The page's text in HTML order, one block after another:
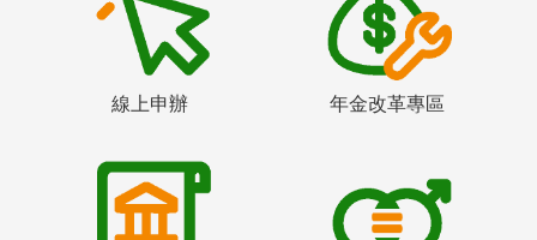
線上申辦 年金改革專區